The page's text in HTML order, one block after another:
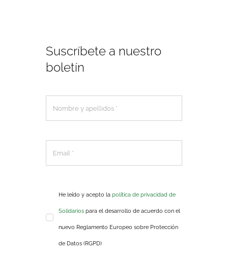
Suscríbete a nuestro
boletín
He leído y acepto lapolítica de privacidad de
Solidarios para el desarrollo de acuerdo con el
nuevo Reglamento Europeo sobre Protección
de Datos (RGPD)